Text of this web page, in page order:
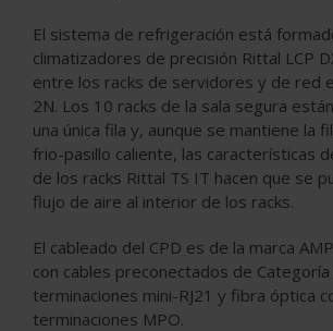
El sistema de refrigeración está
climatizadores de precisión Rittal LCP
entre los racks de servidores y de red
2N. Los 10 racks de la sala segura
una única fila y, aunque se mantiene la
frio-pasillo caliente, las características
de los racks Rittal TS IT hacen que se
flujo de aire al interior de los racks.
El cableado del CPD es de la marca
con cables preconectados de Categoría
terminaciones mini-RJ21 y fibra óptica
terminaciones MPO.